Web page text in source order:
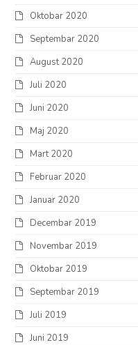
Oktobar 2020
Septembar 2020
August 2020
Juli 2020
Juni 2020
Maj 2020
Mart 2020
Februar 2020
Januar 2020
Decembar 2019
Novembar 2019
Oktobar 2019
Septembar 2019
Juli 2019
Juni 2019